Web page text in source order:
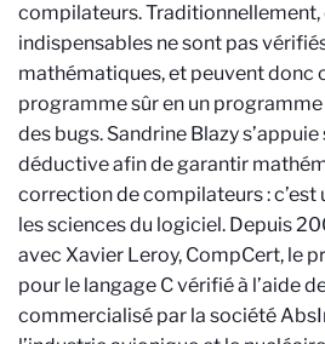
compilateurs. Traditionnellement,
indispensables ne sont pas
mathématiques, et peuvent donc
programme sûr en un
des bugs. Sandrine Blazy
déductive afin de garantir
correction de compilateurs :
les sciences du logiciel. Depuis
avec Xavier Leroy, CompCert, le
pour le langage C vérifié à l’aide
commercialisé par la société